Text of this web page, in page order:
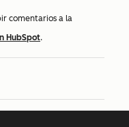
comentarios a la
HubSpot.